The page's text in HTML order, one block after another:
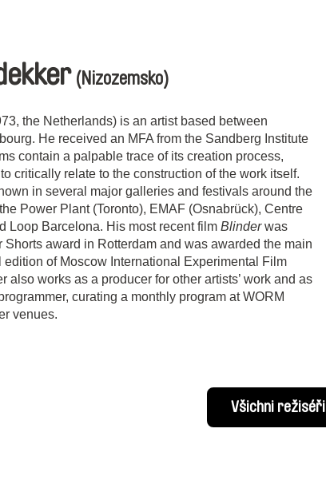
(Nizozemsko)
the Netherlands) is an artist based between
He received an MFA from the Sandberg Institute
contain a palpable trace of its creation process,
critically relate to the construction of the work itself.
in several major galleries and festivals around the
Power Plant (Toronto), EMAF (Osnabrück), Centre
Loop Barcelona. His most recent film Blinderwas
Shorts award in Rotterdam and was awarded the main
edition of Moscow International Experimental Film
also works as a producer for other artists’ work and as
curating a monthly program at WORM
venues.
Všichni režiséři